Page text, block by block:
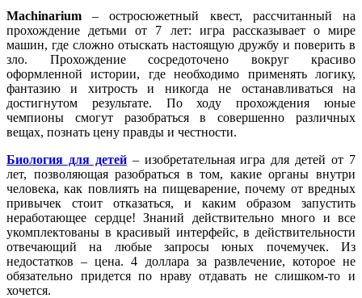
Machinarium – остросюжетный квест, рассчитанный на
прохождение детьми от 7 лет: игра рассказывает о мире
машин, где сложно отыскать настоящую дружбу и поверить в
зло. Прохождение сосредоточено вокруг красиво
оформленной истории, где необходимо применять логику,
фантазию и хитрость и никогда не останавливаться на
достигнутом результате. По ходу прохождения юные
чемпионы смогут разобраться в совершенно различных
вещах, познать цену правды и честности.
Биология для детей– изобретательная игра для детей от 7
лет, позволяющая разобраться в том, какие органы внутри
человека, как повлиять на пищеварение, почему от вредных
привычек стоит отказаться, и каким образом запустить
неработающее сердце! Знаний действительно много и все
укомплектованы в красивый интерфейс, в действительности
отвечающий на любые запросы юных почемучек. Из
недостатков – цена. 4 доллара за развлечение, которое не
обязательно придется по нраву отдавать не слишком-то и
хочется.